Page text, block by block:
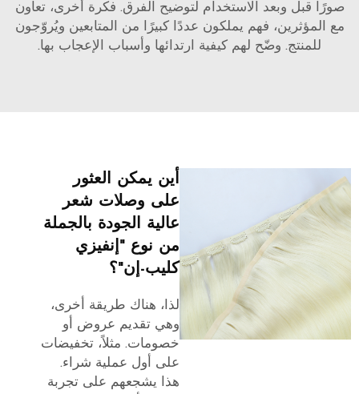
صورًا قبل وبعد الاستخدام لتوضيح الفرق. فكرة أخرى، تعاون
مع المؤثرين، فهم يملكون عددًا كبيرًا من المتابعين ويُروّجون
للمنتج. وضّح لهم كيفية ارتدائها وأسباب الإعجاب بها.
أين يمكن العثور
على وصلات شعر
عالية الجودة بالجملة
من نوع "إنفيزي
كليب-إن"؟
لذا، هناك طريقة أخرى،
وهي تقديم عروض أو
خصومات. مثلاً، تخفيضات
على أول عملية شراء.
هذا يشجعهم على تجربة